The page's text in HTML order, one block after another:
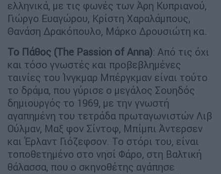
ελληνικά, με τις φωνές των Άρη Κυπριανού,
Γιώργο Ευαγώρου, Κρίστη Χαραλάμπους,
Θανάση Δρακόπουλο, Μάρκο Δρουσιώτη κα.
Το Πάθος (The Passion of Anna): Από τις όχι
και τόσο γνωστές και προβεβλημένες
ταινίες του Ίνγκμαρ Μπέργκμαν είναι τούτο
το δράμα, που γύρισε ο μεγάλος Σουηδός
δημιουργός το 1969, με την γνωστή
αγαπημένη του τετράδα πρωταγωνιστών Λιβ
Ούλμαν, Μαξ φον Σίντοφ, Μπίμπι Άντερσεν
και Έρλαντ Γιόζεφσον. Το στόρι του, είναι
τοποθετημένο στο νησί Φάρο, στη Βαλτική
θάλασσα, που ο σκηνοθέτης αγάπησε